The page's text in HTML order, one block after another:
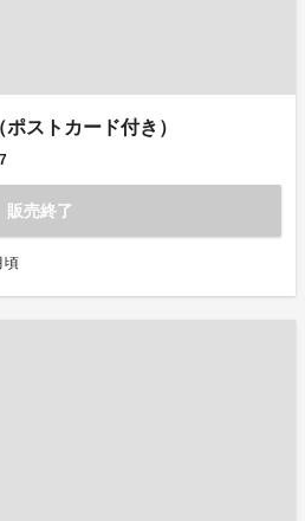
ストカード付き）
販売終了
頃